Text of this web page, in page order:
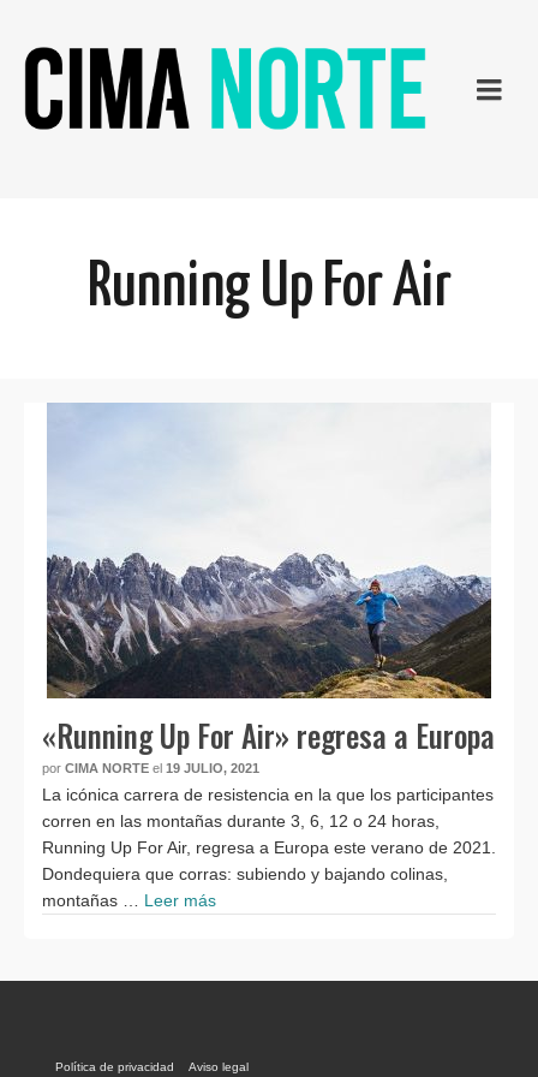
Running Up For Air
«Running Up For Air» regresa a Europa
por CIMA NORTE el 19 JULIO, 2021
La icónica carrera de resistencia en la que los participantes
corren en las montañas durante 3, 6, 12 o 24 horas,
Running Up For Air, regresa a Europa este verano de 2021.
Dondequiera que corras: subiendo y bajando colinas,
montañas … Leer más
Política de privacidad Aviso legal